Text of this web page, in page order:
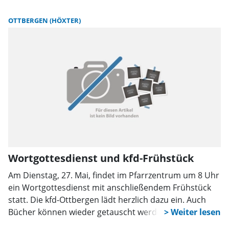
OTTBERGEN (HÖXTER)
Wortgottesdienst und kfd-Frühstück
Am Dienstag, 27. Mai, findet im Pfarrzentrum um 8 Uhr
ein Wortgottesdienst mit anschließendem Frühstück
statt. Die kfd-Ottbergen lädt herzlich dazu ein. Auch
Bücher können wieder getauscht werden.